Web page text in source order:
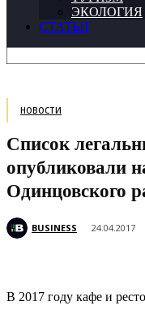
ЭКОЛОГИЯ
СТАТЬИ
НОВОСТИ
Список
опубликовали
Одинцовского
BUSINESS 24.04.2017
В 2017 году кафе и